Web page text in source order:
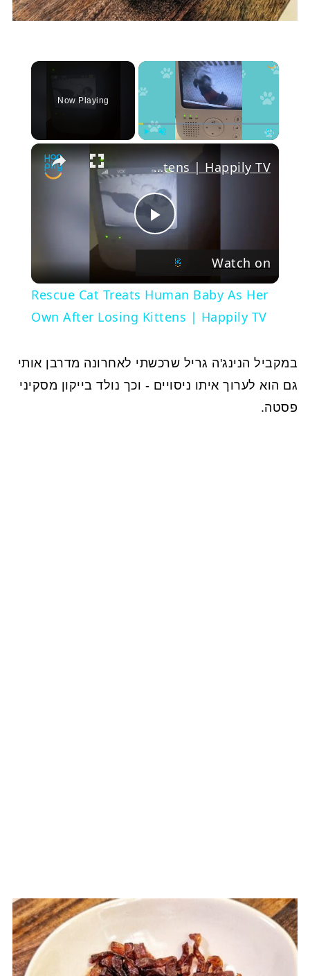
×
Now Playing
Play
Video
Rescue Cat Treats Human Baby As Her Own After Losing Kittens | Happily TV
Watch on
Rescue Cat Treats Human Baby As Her
Own After Losing Kittens | Happily TV
במקביל הנינג'ה גריל שרכשתי לאחרונה מדרבן אותי
גם הוא לערוך איתו ניסויים - וכך נולד בייקון מסקיני
פסטה.